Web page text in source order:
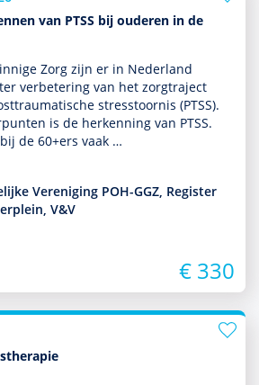
van PTSS bij ouderen in de
Zorg zijn er in Nederland
verbetering van het zorgtraject
stresstoor­nis (PTSS).
is de herkenning van PTSS.
de 60+ers vaak …
Vereniging POH-GGZ, Register
V&V
€ 330